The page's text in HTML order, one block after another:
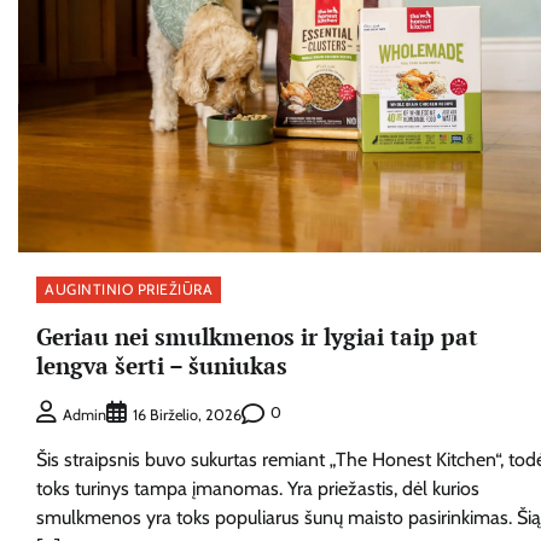
AUGINTINIO PRIEŽIŪRA
Geriau nei smulkmenos ir lygiai taip pat
lengva šerti – šuniukas
Admin 16 Birželio, 2026 0
Šis straipsnis buvo sukurtas remiant „The Honest Kitchen“,
toks turinys tampa įmanomas. Yra priežastis, dėl kurios
smulkmenos yra toks populiarus šunų maisto pasirinkimas. Šią